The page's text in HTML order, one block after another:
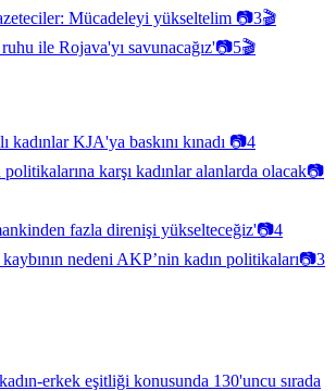
Mücadeleyi yükseltelim 📷3🎬
ile Rojava'yı savunacağız'📷5🎬
kadınlar KJA'ya baskını kınadı 📷4
karşı kadınlar alanlarda olacak📷
fazla direnişi yükselteceğiz'📷4
nedeni AKP’nin kadın politikaları📷3
erkek eşitliği konusunda 130'uncu sırada